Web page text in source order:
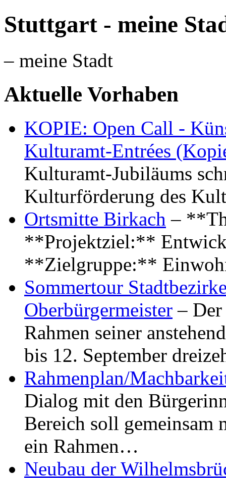
Stuttgart - meine
– meine Stadt
Aktuelle Vorhaben
KOPIE: Open Call -
Kulturamt-Entrées
Kulturamt-Jubiläums
Kulturförderung des
Ortsmitte Birkach –
**Projektziel:**
**Zielgruppe:**
Sommertour
Oberbürgermeister –
Rahmen seiner
bis 12. September
Rahmenplan/
Dialog mit den
Bereich soll gemeinsam
ein Rahmen…
Neubau der